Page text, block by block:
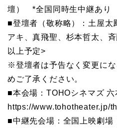
壇） *全国同時生中継あり
■登壇者（敬称略）：土屋太
アキ、真飛聖、杉本哲太、
以上予定>
※登壇者は予告なく変更に
めご了承ください。
■本会場：TOHOシネマズ
https://www.tohotheater.jp/
■中継先会場：全国上映劇